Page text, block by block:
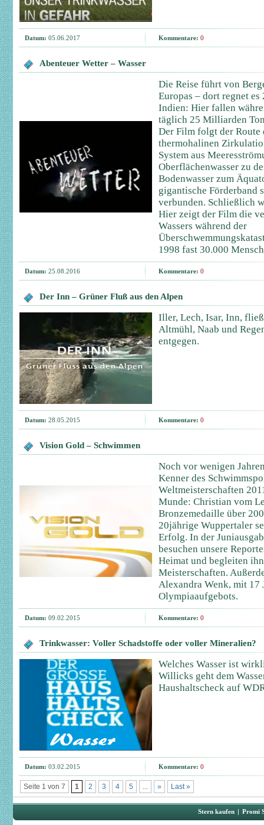
Datum: 05.06.2017 Kommentare: 0
Abenteuer Wetter – Wasser
Die Reise führt von
Europas – dort regnet es
Indien: Hier fallen
täglich 25 Milliarden
Der Film folgt der Route
thermohalinen
System aus
Oberflächenwasser zu
Bodenwasser zum
gigantische Förderband
verbunden. Schließlich
Hier zeigt der Film die
Wassers während der
1998 fast 30.000
Datum: 25.08.2016 Kommentare: 0
Der Inn – Grüner Fluß aus den Alpen
Iller, Lech, Isar, Inn,
Altmühl, Naab und
entgegen.
Datum: 28.05.2015 Kommentare: 0
Vision Gold – Schwimmen
Noch vor wenigen
Kenner des
Weltmeisterschaften
Munde: Christian vom
Bronzemedaille über
20jährige Wuppertaler
Erfolg. In der
besuchen unsere
Heimat und begleiten
Meisterschaften.
Alexandra Wenk, mit 17
Olympiaaufgebots.
Datum: 09.02.2015 Kommentare: 0
Trinkwasser: Voller Schadstoffe oder voller Mineralien?
Welches Wasser ist
Willicks geht dem
Haushaltscheck auf
Datum: 03.02.2015 Kommentare: 0
Seite 1 von 7 1 2 3 4 5 ... » Last »
Stern kaufen | Promi